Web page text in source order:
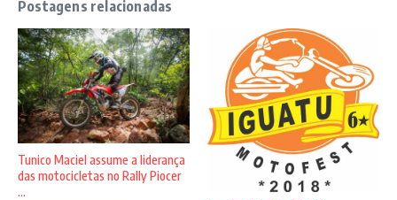
Postagens relacionadas
Tunico Maciel assume a liderança
das motocicletas no Rally Piocer
...